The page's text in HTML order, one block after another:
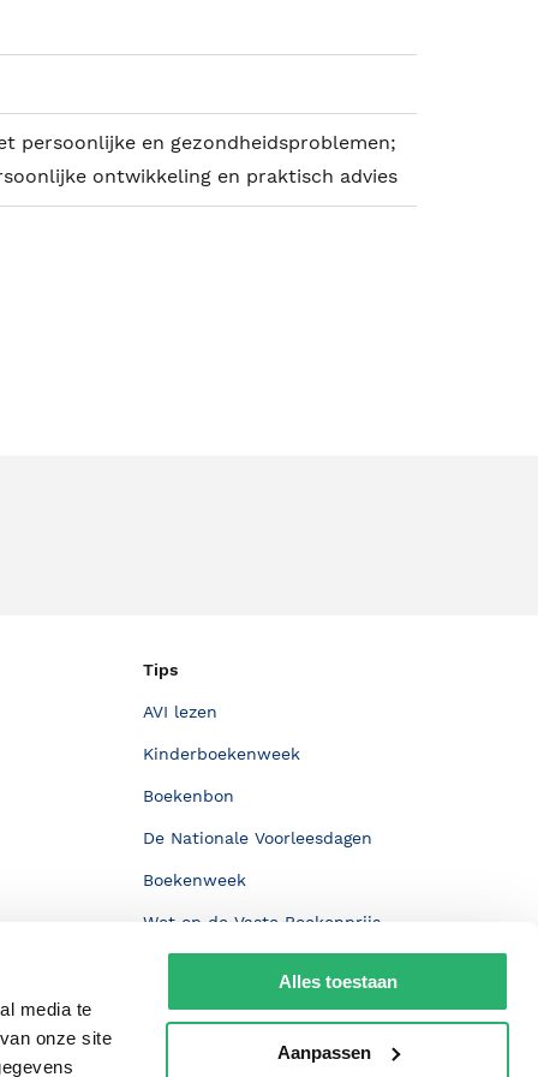
media te
onze site
Alles toestaan
Aanpassen
persoonlijke en gezondheidsproblemen;
ontwikkeling en praktisch advies
Tips
AVI lezen
Kinderboekenweek
Boekenbon
De Nationale Voorleesdagen
Boekenweek
Wet op de Vaste Boekenprijs